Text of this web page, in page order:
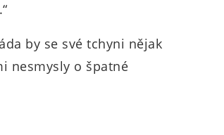
by se své tchyni nějak
nesmysly o špatné